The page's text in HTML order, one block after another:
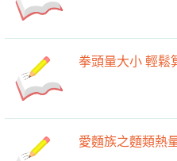
拳頭量大小 輕鬆
愛麵族之麵類熱